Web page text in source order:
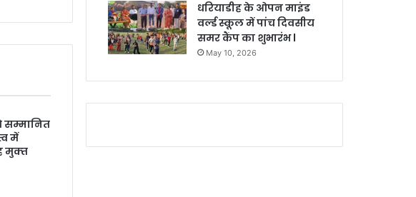
सम्मानित
में
मुक्‍त
धरियाडीह के ओपन माइंड
वर्ल्ड स्कूल में पांच दिवसीय
समर कैंप का शुभारंभ l
May 10, 2026